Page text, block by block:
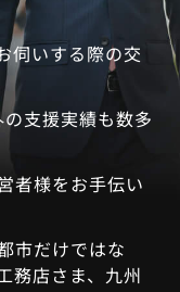
伺いする際の交
支援実績も数多
者様をお手伝い
市だけではな
務店さま、九州